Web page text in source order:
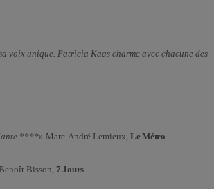
voix unique. Patricia Kaas charme avec chacune des
» Marc-André Lemieux, Le Métro
Bisson, 7 Jours